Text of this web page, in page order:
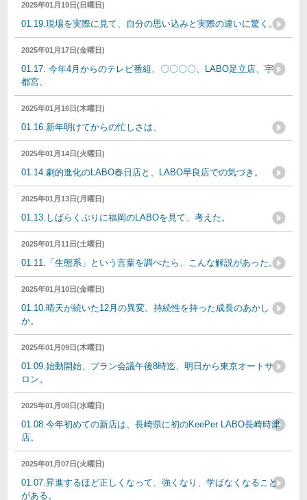
2025年01月19日(日曜日)
01.19.現場を実際に見て、自分の思い込みと実際の違いに驚く。
2025年01月17日(金曜日)
01.17. 今年4月からのテレビ番組、〇〇〇〇、LABO足立店、宇
都宮、
2025年01月16日(木曜日)
01.16.新年明けてからの忙しさは、
2025年01月14日(火曜日)
01.14.劇的進化のLABO春日店と、LABO早良店での気づき。
2025年01月13日(月曜日)
01.13.しばらくぶりに福岡のLABOを見て、考えた。
2025年01月11日(土曜日)
01.11.「生態系」という言葉を調べたら、こんな解説があった。
2025年01月10日(金曜日)
01.10.晴天が続いた12月の異変。持続性を持った成長のあかし
か。
2025年01月09日(木曜日)
01.09.始動開始、プラン会議午後8時迄、明日から東京オートサ
ロン。
2025年01月08日(水曜日)
01.08.今年初めての新店は、長崎県に初のKeePer LABO長崎時津
店。
2025年01月07日(火曜日)
01.07.昇進するほど正しくなって、強くなり、学ばなくなること
がある。